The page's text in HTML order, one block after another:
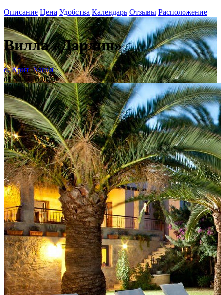
Описание Цена Удобства Календарь Отзывы Расположение
+
Вилла «Дарлин»
о. Крит,Ханья
от 300 € за ночь